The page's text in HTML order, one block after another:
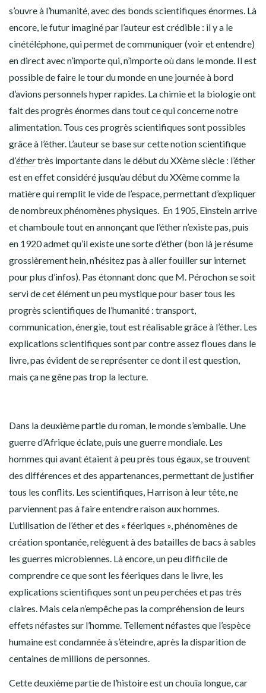
s’ouvre à l’humanité, avec des bonds scientifiques énormes. Là
encore, le futur imaginé par l’auteur est crédible : il y a le
cinétéléphone, qui permet de communiquer (voir et entendre)
en direct avec n’importe qui, n’importe où dans le monde. Il est
possible de faire le tour du monde en une journée à bord
d’avions personnels hyper rapides. La chimie et la biologie ont
fait des progrès énormes dans tout ce qui concerne notre
alimentation. Tous ces progrès scientifiques sont possibles
grâce à l’éther. L’auteur se base sur cette notion scientifique
d’éthertrès importante dans le début du XXème siècle : l’éther
est en effet considéré jusqu’au début du XXème comme la
matière qui remplit le vide de l’espace, permettant d’expliquer
de nombreux phénomènes physiques. En 1905, Einstein arrive
et chamboule tout en annonçant que l’éther n’existe pas, puis
en 1920 admet qu’il existe une sorte d’éther (bon là je résume
grossièrement hein, n’hésitez pas à aller fouiller sur internet
pour plus d’infos). Pas étonnant donc que M. Pérochon se soit
servi de cet élément un peu mystique pour baser tous les
progrès scientifiques de l’humanité : transport,
communication, énergie, tout est réalisable grâce à l’éther. Les
explications scientifiques sont par contre assez floues dans le
livre, pas évident de se représenter ce dont il est question,
mais ça ne gêne pas trop la lecture.
Dans la deuxième partie du roman, le monde s’emballe. Une
guerre d’Afrique éclate, puis une guerre mondiale. Les
hommes qui avant étaient à peu près tous égaux, se trouvent
des différences et des appartenances, permettant de justifier
tous les conflits. Les scientifiques, Harrison à leur tête, ne
parviennent pas à faire entendre raison aux hommes.
L’utilisation de l’éther et des « féeriques », phénomènes de
création spontanée, relèguent à des batailles de bacs à sables
les guerres microbiennes. Là encore, un peu difficile de
comprendre ce que sont les féeriques dans le livre, les
explications scientifiques sont un peu perchées et pas très
claires. Mais cela n’empêche pas la compréhension de leurs
effets néfastes sur l’homme. Tellement néfastes que l’espèce
humaine est condamnée à s’éteindre, après la disparition de
centaines de millions de personnes.
Cette deuxième partie de l’histoire est un chouïa longue, car